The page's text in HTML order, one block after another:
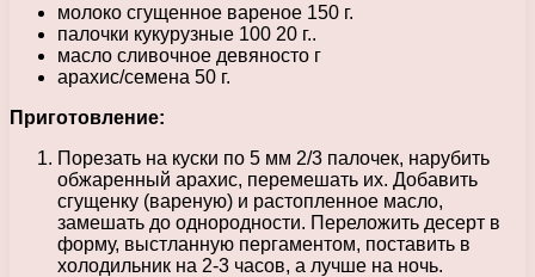
молоко сгущенное вареное 150 г.
палочки кукурузные 100 20 г..
масло сливочное девяносто г
арахис/семена 50 г.
Приготовление:
Порезать на куски по 5 мм 2/3 палочек, нарубить
обжаренный арахис, перемешать их. Добавить
сгущенку (вареную) и растопленное масло,
замешать до однородности. Переложить десерт в
форму, выстланную пергаментом, поставить в
холодильник на 2-3 часов, а лучше на ночь.